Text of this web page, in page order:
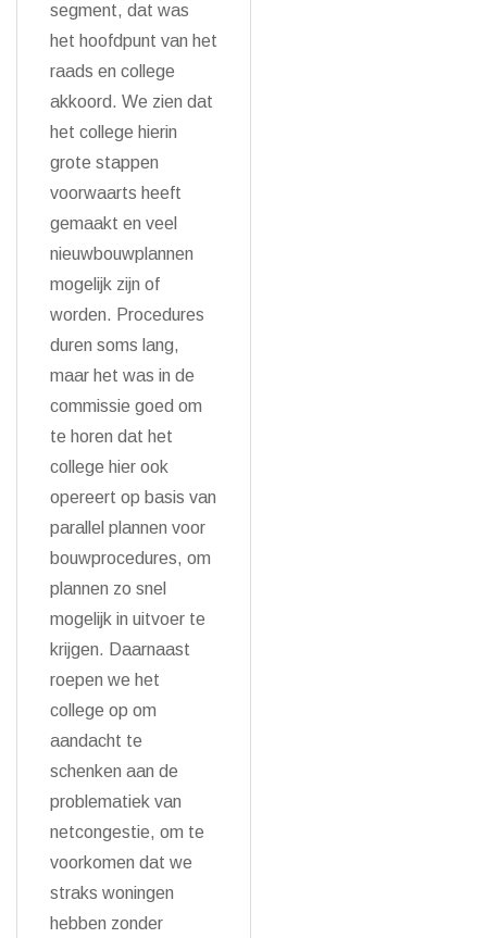
segment, dat was
het hoofdpunt van het
raads en college
akkoord. We zien dat
het college hierin
grote stappen
voorwaarts heeft
gemaakt en veel
nieuwbouwplannen
mogelijk zijn of
worden. Procedures
duren soms lang,
maar het was in de
commissie goed om
te horen dat het
college hier ook
opereert op basis van
parallel plannen voor
bouwprocedures, om
plannen zo snel
mogelijk in uitvoer te
krijgen. Daarnaast
roepen we het
college op om
aandacht te
schenken aan de
problematiek van
netcongestie, om te
voorkomen dat we
straks woningen
hebben zonder